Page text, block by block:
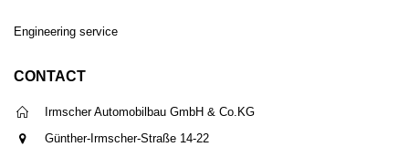
Engineering service
CONTACT
Irmscher Automobilbau GmbH & Co.KG
Günther-Irmscher-Straße 14-22